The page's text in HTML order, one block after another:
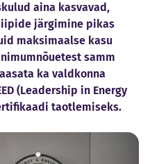
aina kasvavad,
järgimine pikas
maksimaalse kasu
samm
ka valdkonna
(Leadership in Energy
taotlemiseks.